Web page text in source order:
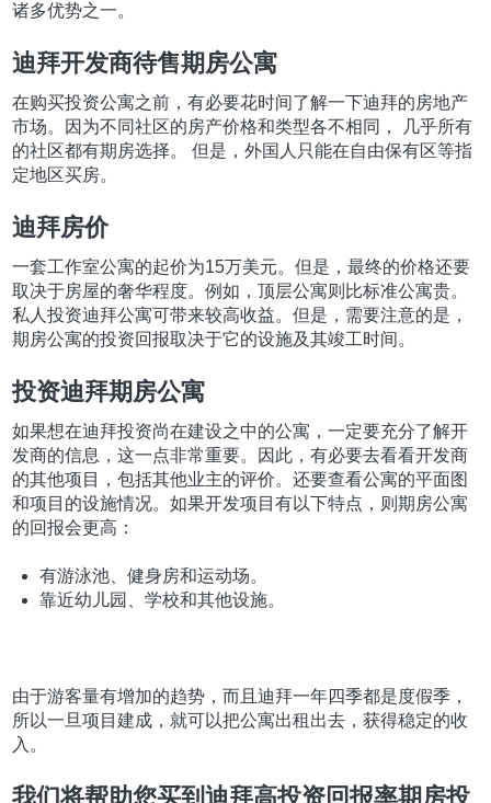
诸多优势之一。
迪拜开发商待售期房公寓
在购买投资公寓之前，有必要花时间了解一下迪拜的房地产
市场。因为不同社区的房产价格和类型各不相同， 几乎所有
的社区都有期房选择。 但是，外国人只能在自由保有区等指
定地区买房。
迪拜房价
一套工作室公寓的起价为15万美元。但是，最终的价格还要
取决于房屋的奢华程度。例如，顶层公寓则比标准公寓贵。
私人投资迪拜公寓可带来较高收益。但是，需要注意的是，
期房公寓的投资回报取决于它的设施及其竣工时间。
投资迪拜期房公寓
如果想在迪拜投资尚在建设之中的公寓，一定要充分了解开
发商的信息，这一点非常重要。因此，有必要去看看开发商
的其他项目，包括其他业主的评价。还要查看公寓的平面图
和项目的设施情况。如果开发项目有以下特点，则期房公寓
的回报会更高：
有游泳池、健身房和运动场。
靠近幼儿园、学校和其他设施。
由于游客量有增加的趋势，而且迪拜一年四季都是度假季，
所以一旦项目建成，就可以把公寓出租出去，获得稳定的收
入。
我们将帮助您买到迪拜高投资回报率期房投